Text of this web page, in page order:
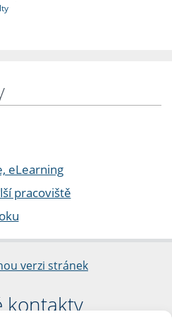
eLearning
pracoviště
verzi stránek
kontakty